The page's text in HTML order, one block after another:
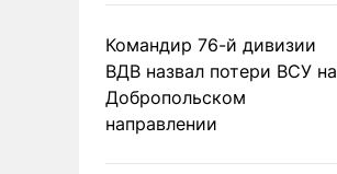
Командир 76-й дивизии
ВДВ назвал потери ВСУ на
Добропольском
направлении